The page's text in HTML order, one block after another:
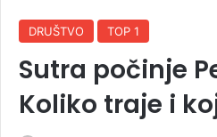
DRUŠTVO TOP 1
Sutra počinje
Koliko traje i